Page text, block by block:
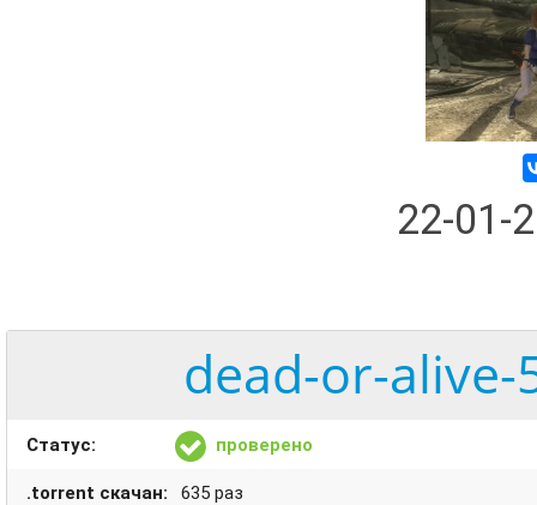
22-01-
dead-or-
Статус: проверено
.torrent скачан: 635 раз